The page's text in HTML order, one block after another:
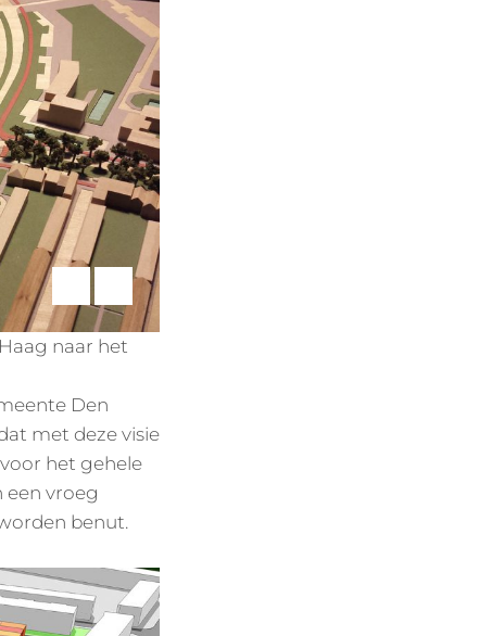
naar het
Den
met deze visie
het gehele
vroeg
benut.